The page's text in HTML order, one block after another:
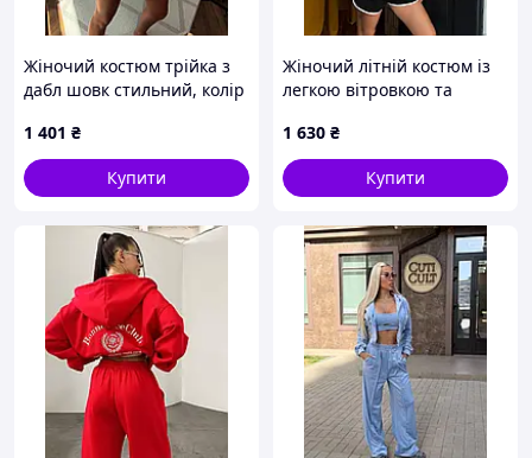
Жіночий костюм трійка з
дабл шовк стильний, колір
1 401 ₴
Купити
Жіночий літній костюм із
легкою вітровкою та
1 630 ₴
Купити